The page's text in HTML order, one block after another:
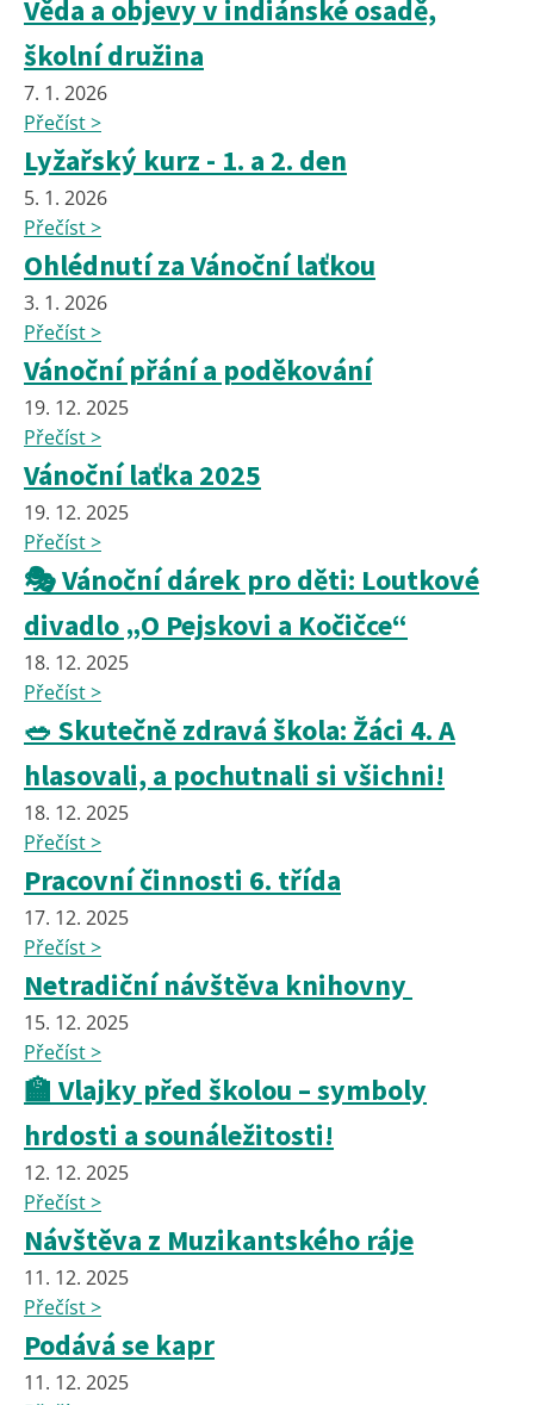
Věda a objevy v indiánské osadě,
školní družina
7. 1. 2026
Přečíst >
Lyžařský kurz - 1. a 2. den
5. 1. 2026
Přečíst >
Ohlédnutí za Vánoční laťkou
3. 1. 2026
Přečíst >
Vánoční přání a poděkování
19. 12. 2025
Přečíst >
Vánoční laťka 2025
19. 12. 2025
Přečíst >
🎭 Vánoční dárek pro děti: Loutkové
divadlo „O Pejskovi a Kočičce“
18. 12. 2025
Přečíst >
🥗 Skutečně zdravá škola: Žáci 4. A
hlasovali, a pochutnali si všichni!
18. 12. 2025
Přečíst >
Pracovní činnosti 6. třída
17. 12. 2025
Přečíst >
Netradiční návštěva knihovny
15. 12. 2025
Přečíst >
🏫 Vlajky před školou – symboly
hrdosti a sounáležitosti!
12. 12. 2025
Přečíst >
Návštěva z Muzikantského ráje
11. 12. 2025
Přečíst >
Podává se kapr
11. 12. 2025